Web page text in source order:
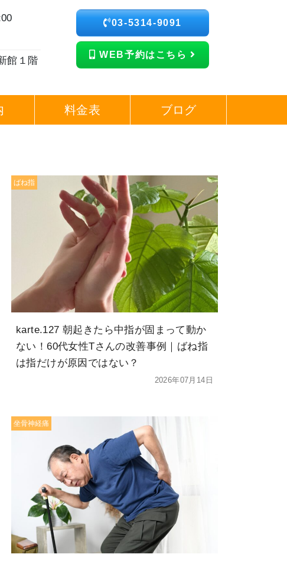
館１階
03-5314-9091
WEB予約はこちら
料金表 ブログ
ばね指
karte.127 朝起きたら中指が固まって動か
ない！60代女性Tさんの改善事例｜ばね指
は指だけが原因ではない？
2026年07月14日
坐骨神経痛